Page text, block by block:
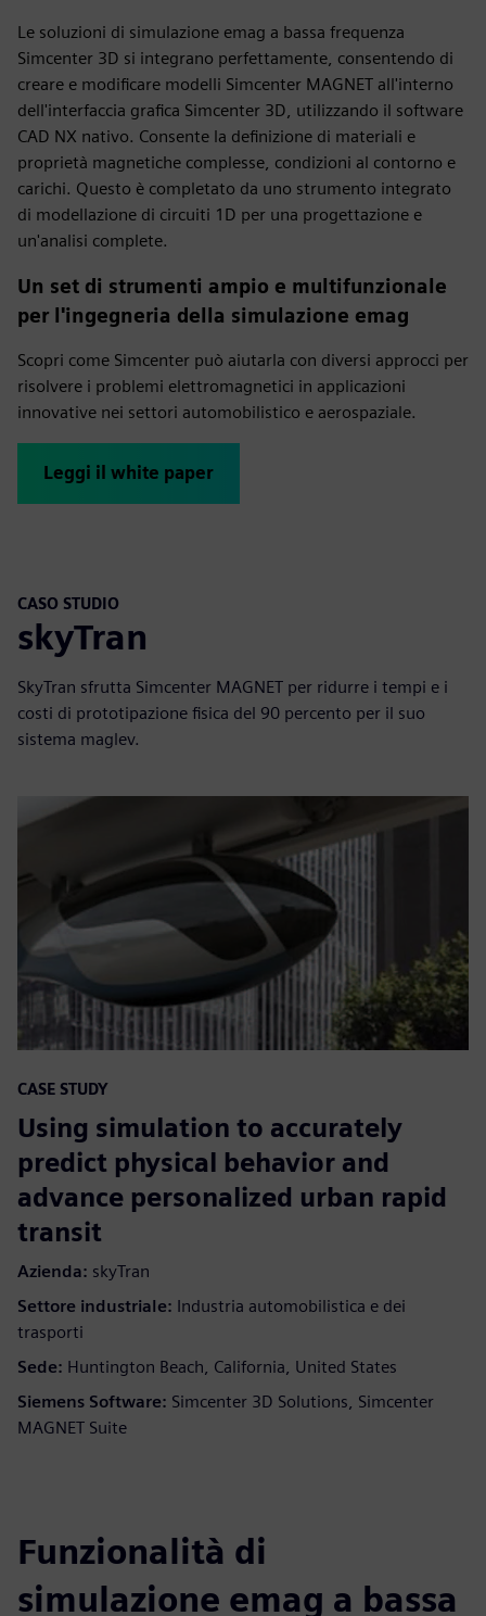
Le soluzioni di simulazione emag a bassa frequenza
Simcenter 3D si integrano perfettamente, consentendo di
creare e modificare modelli Simcenter MAGNET all'interno
dell'interfaccia grafica Simcenter 3D, utilizzando il software
CAD NX nativo. Consente la definizione di materiali e
proprietà magnetiche complesse, condizioni al contorno e
carichi. Questo è completato da uno strumento integrato
di modellazione di circuiti 1D per una progettazione e
un'analisi complete.
Un set di strumenti ampio e multifunzionale
per l'ingegneria della simulazione emag
Scopri come Simcenter può aiutarla con diversi approcci per
risolvere i problemi elettromagnetici in applicazioni
innovative nei settori automobilistico e aerospaziale.
Leggi il white paper
CASO STUDIO
skyTran
SkyTran sfrutta Simcenter MAGNET per ridurre i tempi e i
costi di prototipazione fisica del 90 percento per il suo
sistema maglev.
CASE STUDY
Using simulation to accurately
predict physical behavior and
advance personalized urban rapid
transit
Azienda: skyTran
Settore industriale: Industria automobilistica e dei
trasporti
Sede: Huntington Beach, California, United States
Siemens Software: Simcenter 3D Solutions, Simcenter
MAGNET Suite
Funzionalità di
simulazione emag a bassa